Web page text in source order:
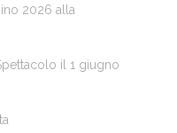
2026 alla
il 1 giugno